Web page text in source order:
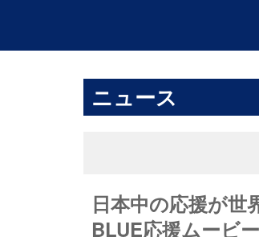
ニュース
日本中の応援が世
BLUE応援ムービ